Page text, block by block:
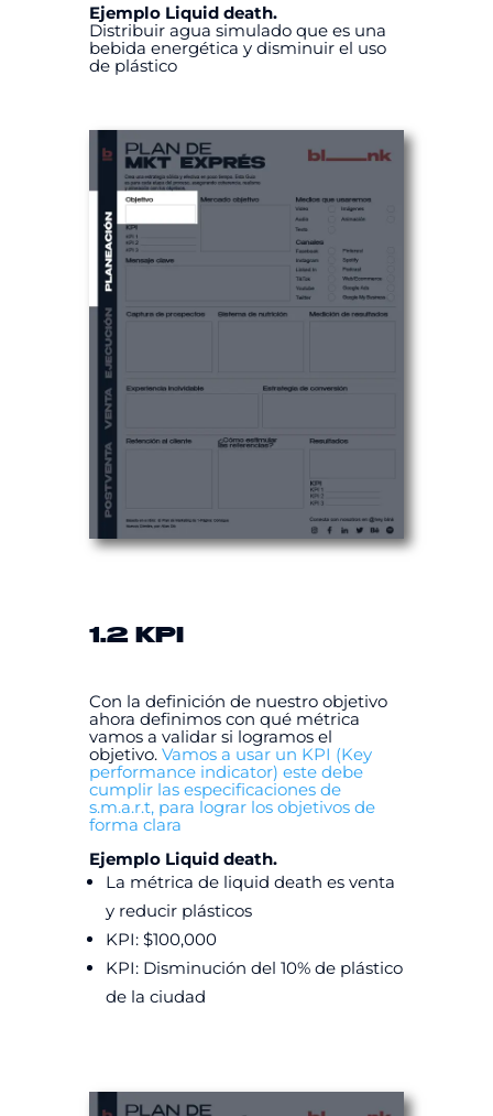
Ejemplo Liquid death.
Distribuir agua simulado que es una
bebida energética y disminuir el uso
de plástico
1.2 KPI
Con la definición de nuestro objetivo
ahora definimos con qué métrica
vamos a validar si logramos el
objetivo. Vamos a usar un KPI (Key
performance indicator) este debe
cumplir las especificaciones de
s.m.a.r.t, para lograr los objetivos de
forma clara
Ejemplo Liquid death.
La métrica de liquid death es venta
y reducir plásticos
KPI: $100,000
KPI: Disminución del 10% de plástico
de la ciudad